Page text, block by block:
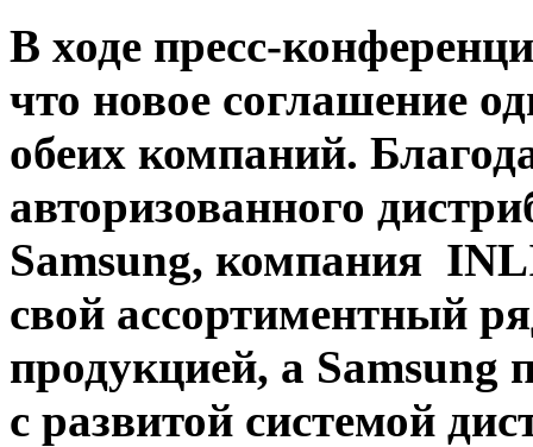
В ходе пресс-
что новое соглашение
обеих компаний.
авторизованного
Samsung, компания
свой ассортиментный
продукцией, а Samsung
с развитой системой